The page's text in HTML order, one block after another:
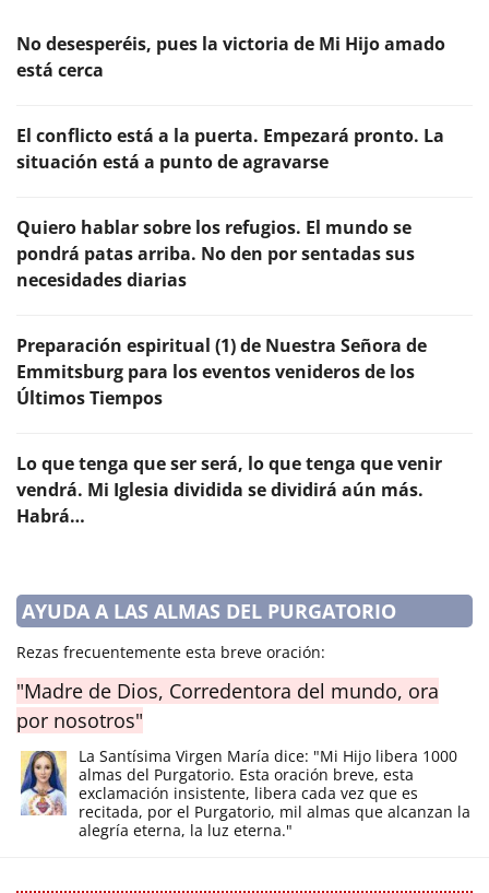
No desesperéis, pues la victoria de Mi Hijo amado
está cerca
El conflicto está a la puerta. Empezará pronto. La
situación está a punto de agravarse
Quiero hablar sobre los refugios. El mundo se
pondrá patas arriba. No den por sentadas sus
necesidades diarias
Preparación espiritual (1) de Nuestra Señora de
Emmitsburg para los eventos venideros de los
Últimos Tiempos
Lo que tenga que ser será, lo que tenga que venir
vendrá. Mi Iglesia dividida se dividirá aún más.
Habrá…
AYUDA A LAS ALMAS DEL PURGATORIO
Rezas frecuentemente esta breve oración:
"Madre de Dios, Corredentora del mundo, ora
por nosotros"
La Santísima Virgen María dice: "Mi Hijo libera 1000
almas del Purgatorio. Esta oración breve, esta
exclamación insistente, libera cada vez que es
recitada, por el Purgatorio, mil almas que alcanzan la
alegría eterna, la luz eterna."